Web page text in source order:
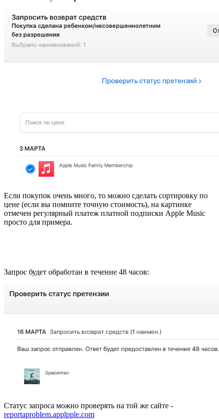
Если покупок очень много, то можно сделать сортировку по
цене (если вы помните точную стоимость), на картинке
отмечен регулярный платеж платной подписки Apple Music
просто для примера.
Запрос будет обработан в течение 48 часов:
Статус запроса можно проверять на той же сайте -
reportaproblem.applpple.com